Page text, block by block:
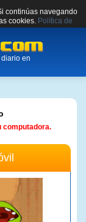
continúas navegando
cookies. Política de
en
computadora.